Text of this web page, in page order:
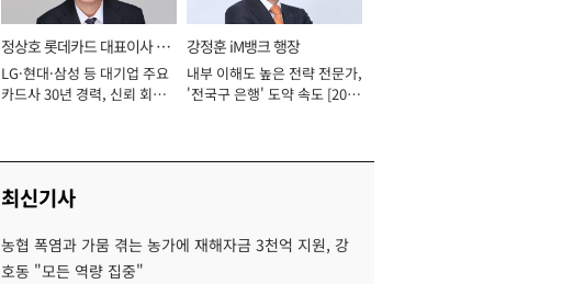
정상호 롯데카드 대표이사 사
장
LG·현대·삼성 등 대기업 주요
카드사 30년 경력, 신뢰 회복
강정훈 iM뱅크 행장
내부 이해도 높은 전략 전문가,
'전국구 은행' 도약 속도 [2026
최신기사
농협 폭염과 가뭄 겪는 농가에 재해자금 3천억 지원, 강
호동 "모든 역량 집중"